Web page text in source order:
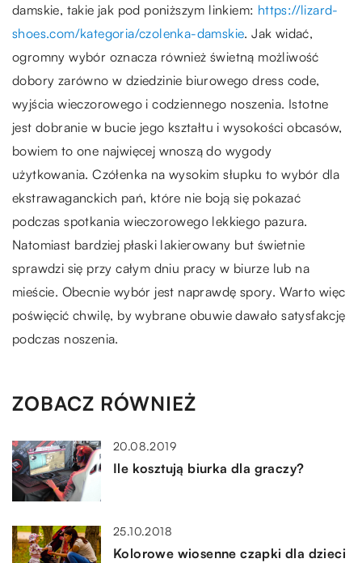
damskie, takie jak pod poniższym linkiem: https://lizard-
shoes.com/kategoria/czolenka-damskie. Jak widać,
ogromny wybór oznacza również świetną możliwość
dobory zarówno w dziedzinie biurowego dress code,
wyjścia wieczorowego i codziennego noszenia. Istotne
jest dobranie w bucie jego kształtu i wysokości obcasów,
bowiem to one najwięcej wnoszą do wygody
użytkowania. Czółenka na wysokim słupku to wybór dla
ekstrawaganckich pań, które nie boją się pokazać
podczas spotkania wieczorowego lekkiego pazura.
Natomiast bardziej płaski lakierowany but świetnie
sprawdzi się przy całym dniu pracy w biurze lub na
mieście. Obecnie wybór jest naprawdę spory. Warto więc
poświęcić chwilę, by wybrane obuwie dawało satysfakcję
podczas noszenia.
ZOBACZ RÓWNIEŻ
20.08.2019
Ile kosztują biurka dla graczy?
25.10.2018
Kolorowe wiosenne czapki dla dzieci